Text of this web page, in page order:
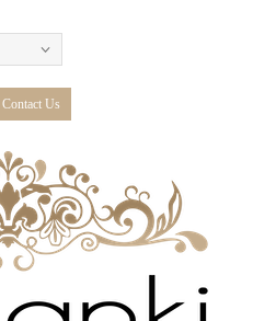
Contact Us